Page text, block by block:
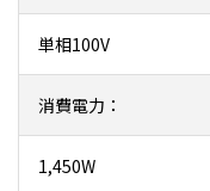
単相100V
消費電力：
1,450W